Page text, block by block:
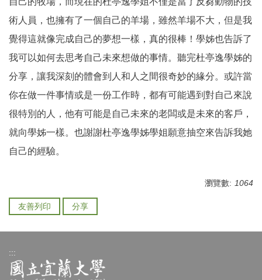
術人員，也擁有了一個自己的羊場，雖然羊場不大，但是我
覺得這就像完成自己的夢想一樣，真的很棒！學姊也告訴了
我可以如何去思考自己未來想做的事情。聽完杜亭逸學姊的
分享，讓我深刻的體會到人和人之間很奇妙的緣分。或許當
你在做一件事情或是一份工作時，都有可能遇到對自己來說
很特別的人，他有可能是自己未來的老闆或是未來的客戶，
就向學姊一樣。也謝謝杜亭逸學姊學姐願意抽空來告訴我她
自己的經驗。
瀏覽數: 1064
友善列印 分享
:::